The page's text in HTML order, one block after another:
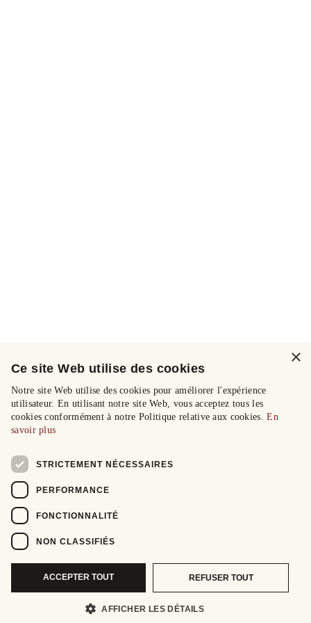
×
Ce site Web utilise des cookies
Notre site Web utilise des cookies pour améliorer l'expérience
utilisateur. En utilisant notre site Web, vous acceptez tous les
cookies conformément à notre Politique relative aux cookies.En
savoir plus
STRICTEMENT NÉCESSAIRES
PERFORMANCE
FONCTIONNALITÉ
NON CLASSIFIÉS
ACCEPTER TOUT REFUSER TOUT
AFFICHER LES DÉTAILS